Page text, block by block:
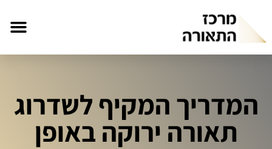
המדריך המקיף לשדרוג
תאורה ירוקה באופן